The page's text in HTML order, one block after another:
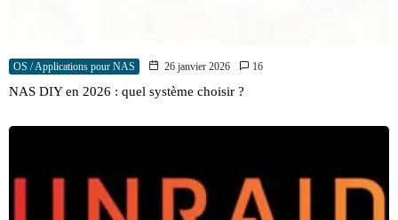
OS / Applications pour NAS 26 janvier 2026 16
NAS DIY en 2026 : quel système choisir ?